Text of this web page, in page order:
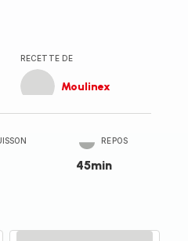
RECETTE DE
Moulinex
REPOS
45min